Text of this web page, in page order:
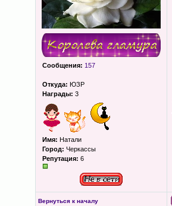
Сообщения: 157
Откуда: ЮЗР
Награды: 3
Имя: Натали
Город: Черкассы
Репутация: 6
Вернуться к началу